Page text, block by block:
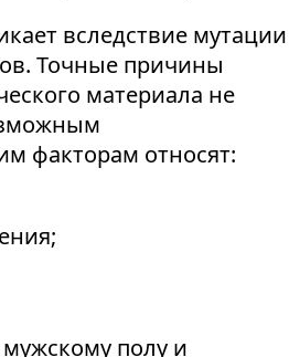
вследствие мутации
Точные причины
материала не
факторам относят:
полу и